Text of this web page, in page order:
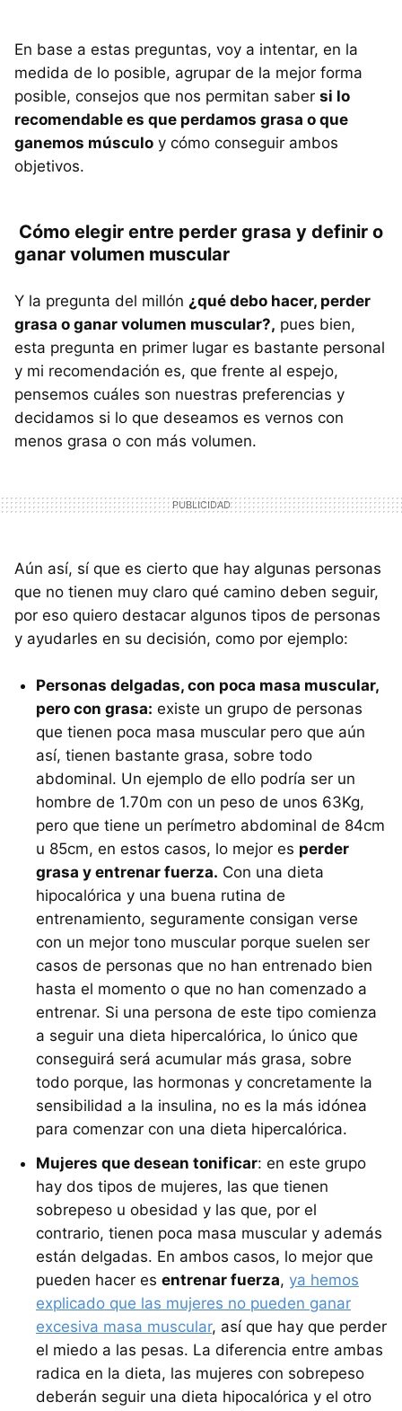
En base a estas preguntas, voy a intentar, en la
medida de lo posible, agrupar de la mejor forma
posible, consejos que nos permitan saber si lo
recomendable es que perdamos grasa o que
ganemos músculo y cómo conseguir ambos
objetivos.
Cómo elegir entre perder grasa y definir o
ganar volumen muscular
Y la pregunta del millón ¿qué debo hacer, perder
grasa o ganar volumen muscular?, pues bien,
esta pregunta en primer lugar es bastante personal
y mi recomendación es, que frente al espejo,
pensemos cuáles son nuestras preferencias y
decidamos si lo que deseamos es vernos con
menos grasa o con más volumen.
Aún así, sí que es cierto que hay algunas personas
que no tienen muy claro qué camino deben seguir,
por eso quiero destacar algunos tipos de personas
y ayudarles en su decisión, como por ejemplo:
Personas delgadas, con poca masa muscular,
pero con grasa: existe un grupo de personas
que tienen poca masa muscular pero que aún
así, tienen bastante grasa, sobre todo
abdominal. Un ejemplo de ello podría ser un
hombre de 1.70m con un peso de unos 63Kg,
pero que tiene un perímetro abdominal de 84cm
u 85cm, en estos casos, lo mejor es perder
grasa y entrenar fuerza. Con una dieta
hipocalórica y una buena rutina de
entrenamiento, seguramente consigan verse
con un mejor tono muscular porque suelen ser
casos de personas que no han entrenado bien
hasta el momento o que no han comenzado a
entrenar. Si una persona de este tipo comienza
a seguir una dieta hipercalórica, lo único que
conseguirá será acumular más grasa, sobre
todo porque, las hormonas y concretamente la
sensibilidad a la insulina, no es la más idónea
para comenzar con una dieta hipercalórica.
Mujeres que desean tonificar: en este grupo
hay dos tipos de mujeres, las que tienen
sobrepeso u obesidad y las que, por el
contrario, tienen poca masa muscular y además
están delgadas. En ambos casos, lo mejor que
pueden hacer es entrenar fuerza, ya hemos
explicado que las mujeres no pueden ganar
excesiva masa muscular, así que hay que perder
el miedo a las pesas. La diferencia entre ambas
radica en la dieta, las mujeres con sobrepeso
deberán seguir una dieta hipocalórica y el otro